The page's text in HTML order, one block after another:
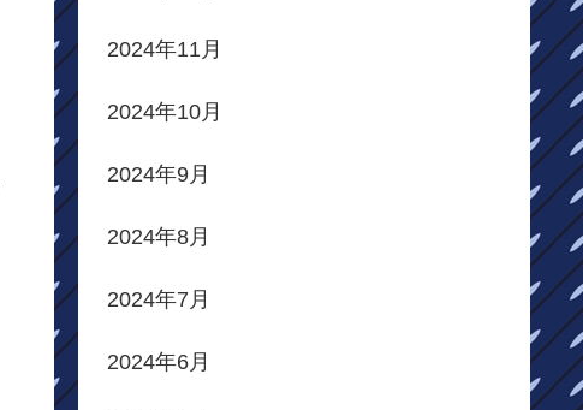
2024年11月
2024年10月
2024年9月
2024年8月
2024年7月
2024年6月